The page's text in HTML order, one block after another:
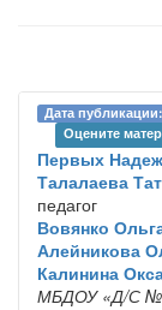
Дата
Оцените
Первых
Талалаева
педагог
Вовянко
Алейникова
Калинина
МБДОУ «Д/С